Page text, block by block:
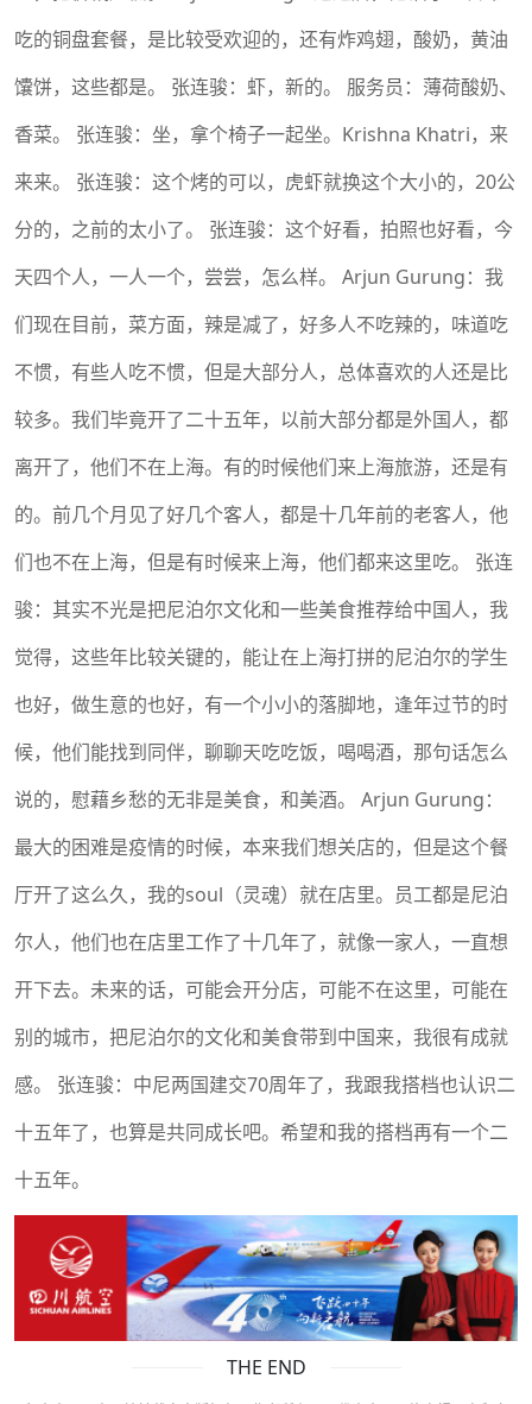
吃的铜盘套餐，是比较受欢迎的，还有炸鸡翅，酸奶，黄油
馕饼，这些都是。 张连骏：虾，新的。 服务员：薄荷酸奶、
香菜。 张连骏：坐，拿个椅子一起坐。Krishna Khatri，来
来来。 张连骏：这个烤的可以，虎虾就换这个大小的，20公
分的，之前的太小了。 张连骏：这个好看，拍照也好看，今
天四个人，一人一个，尝尝，怎么样。 Arjun Gurung：我
们现在目前，菜方面，辣是减了，好多人不吃辣的，味道吃
不惯，有些人吃不惯，但是大部分人，总体喜欢的人还是比
较多。我们毕竟开了二十五年，以前大部分都是外国人，都
离开了，他们不在上海。有的时候他们来上海旅游，还是有
的。前几个月见了好几个客人，都是十几年前的老客人，他
们也不在上海，但是有时候来上海，他们都来这里吃。 张连
骏：其实不光是把尼泊尔文化和一些美食推荐给中国人，我
觉得，这些年比较关键的，能让在上海打拼的尼泊尔的学生
也好，做生意的也好，有一个小小的落脚地，逢年过节的时
候，他们能找到同伴，聊聊天吃吃饭，喝喝酒，那句话怎么
说的，慰藉乡愁的无非是美食，和美酒。 Arjun Gurung：
最大的困难是疫情的时候，本来我们想关店的，但是这个餐
厅开了这么久，我的soul（灵魂）就在店里。员工都是尼泊
尔人，他们也在店里工作了十几年了，就像一家人，一直想
开下去。未来的话，可能会开分店，可能不在这里，可能在
别的城市，把尼泊尔的文化和美食带到中国来，我很有成就
感。 张连骏：中尼两国建交70周年了，我跟我搭档也认识二
十五年了，也算是共同成长吧。希望和我的搭档再有一个二
十五年。
THE END